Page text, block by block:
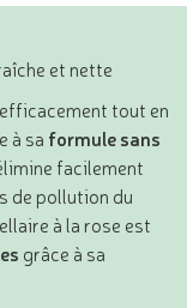
et nette
tout en
à sa formule sans
facilement
de pollution du
à la rose est
grâce à sa